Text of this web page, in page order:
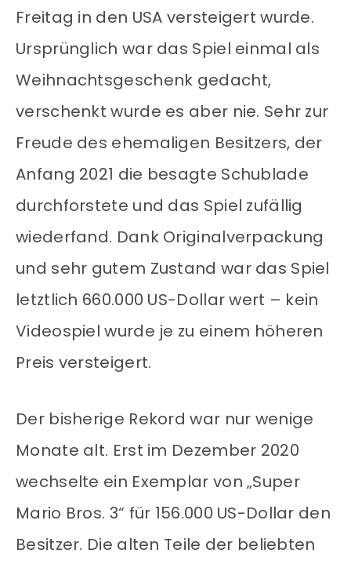
Freitag in den USA versteigert wurde.
Ursprünglich war das Spiel einmal als
Weihnachtsgeschenk gedacht,
verschenkt wurde es aber nie. Sehr zur
Freude des ehemaligen Besitzers, der
Anfang 2021 die besagte Schublade
durchforstete und das Spiel zufällig
wiederfand. Dank Originalverpackung
und sehr gutem Zustand war das Spiel
letztlich 660.000 US-Dollar wert – kein
Videospiel wurde je zu einem höheren
Preis versteigert.
Der bisherige Rekord war nur wenige
Monate alt. Erst im Dezember 2020
wechselte ein Exemplar von „Super
Mario Bros. 3“ für 156.000 US-Dollar den
Besitzer. Die alten Teile der beliebten